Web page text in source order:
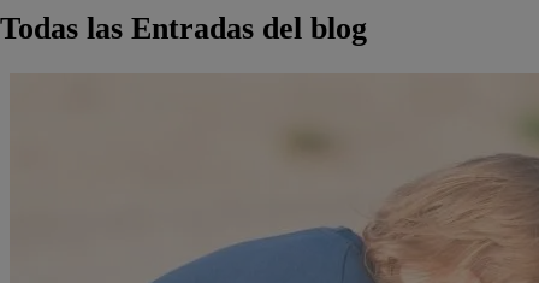
Todas las Entradas del blog